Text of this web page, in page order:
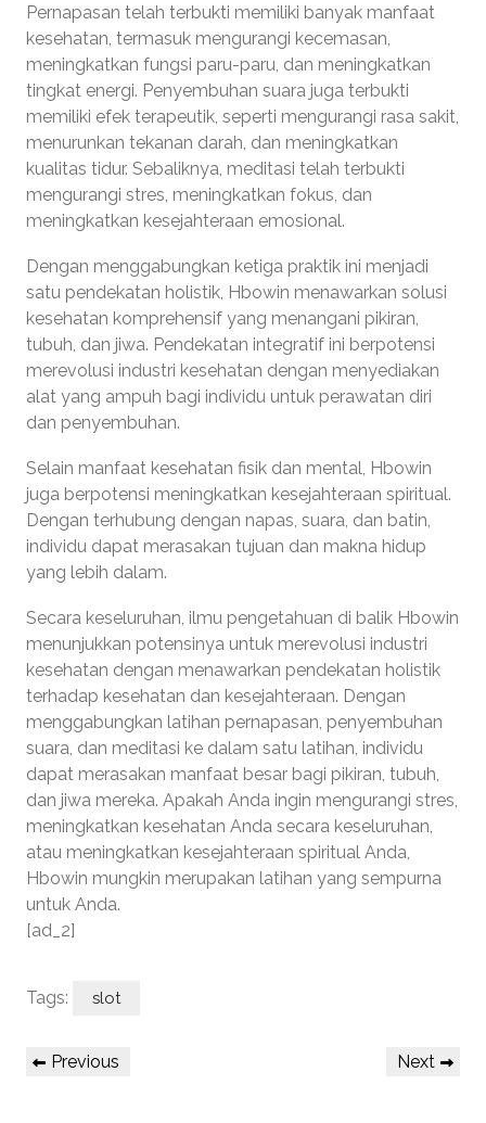
Pernapasan telah terbukti memiliki banyak manfaat
kesehatan, termasuk mengurangi kecemasan,
meningkatkan fungsi paru-paru, dan meningkatkan
tingkat energi. Penyembuhan suara juga terbukti
memiliki efek terapeutik, seperti mengurangi rasa sakit,
menurunkan tekanan darah, dan meningkatkan
kualitas tidur. Sebaliknya, meditasi telah terbukti
mengurangi stres, meningkatkan fokus, dan
meningkatkan kesejahteraan emosional.
Dengan menggabungkan ketiga praktik ini menjadi
satu pendekatan holistik, Hbowin menawarkan solusi
kesehatan komprehensif yang menangani pikiran,
tubuh, dan jiwa. Pendekatan integratif ini berpotensi
merevolusi industri kesehatan dengan menyediakan
alat yang ampuh bagi individu untuk perawatan diri
dan penyembuhan.
Selain manfaat kesehatan fisik dan mental, Hbowin
juga berpotensi meningkatkan kesejahteraan spiritual.
Dengan terhubung dengan napas, suara, dan batin,
individu dapat merasakan tujuan dan makna hidup
yang lebih dalam.
Secara keseluruhan, ilmu pengetahuan di balik Hbowin
menunjukkan potensinya untuk merevolusi industri
kesehatan dengan menawarkan pendekatan holistik
terhadap kesehatan dan kesejahteraan. Dengan
menggabungkan latihan pernapasan, penyembuhan
suara, dan meditasi ke dalam satu latihan, individu
dapat merasakan manfaat besar bagi pikiran, tubuh,
dan jiwa mereka. Apakah Anda ingin mengurangi stres,
meningkatkan kesehatan Anda secara keseluruhan,
atau meningkatkan kesejahteraan spiritual Anda,
Hbowin mungkin merupakan latihan yang sempurna
untuk Anda.
[ad_2]
Tags: slot
Post
Previous
Previous
Next
Next